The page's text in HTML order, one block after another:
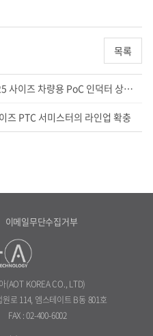
목록
대전류에 대응하는 3225 사이즈 차량용 PoC 인덕터 상품화
즈 PTC 서미스터의 라인업 확충
이메일무단수집거부
(AOT KOREA CO., LTD)
로 114, 엠스테이트 B동 801호
FAX : 02-400-6002